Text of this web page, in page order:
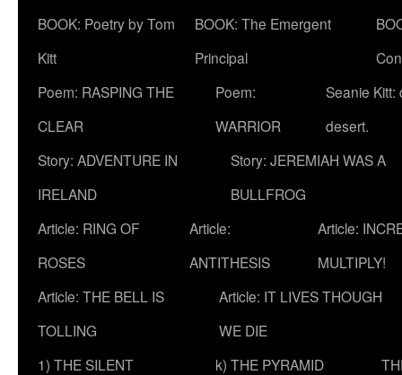
BOOK: Poetry by Tom
Kitt
BOOK: The Emergent
Principal
Poem: RASPING THE
CLEAR
Poem:
WARRIOR
Seanie Kitt:
desert.
Story: ADVENTURE IN
IRELAND
Story: JEREMIAH WAS A
BULLFROG
Article: RING OF
ROSES
Article:
ANTITHESIS
Article:
MULTIPLY!
Article: THE BELL IS
TOLLING
Article: IT LIVES THOUGH
WE DIE
1) THE SILENT
k) THE PYRAMID